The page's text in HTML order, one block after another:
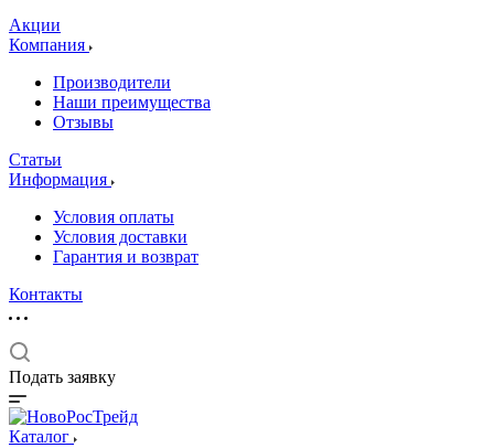
Акции
Компания
Производители
Наши преимущества
Отзывы
Статьи
Информация
Условия оплаты
Условия доставки
Гарантия и возврат
Контакты
Подать заявку
Каталог